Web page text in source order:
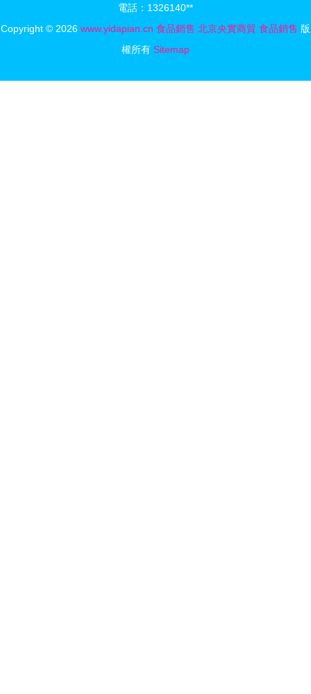
上有名
電話：1326140**
Copyright © 2026 www.yidapian.cn 食品銷售 北京央實商貿 食品銷售 版
權所有 Sitemap